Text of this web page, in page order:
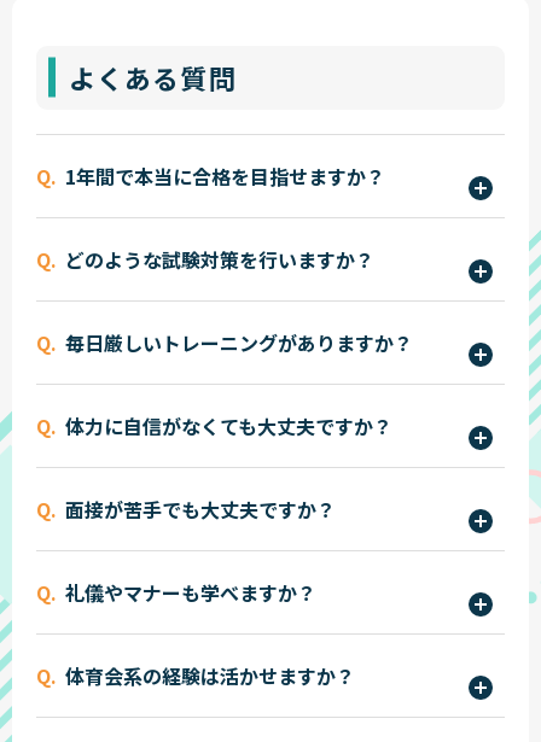
よくある質問
1年間で本当に合格を目指せますか？
自衛官の採用試験合格を目指します。限られた時間
の中で、必要な対策を効率よく行います。
どのような試験対策を行いますか？
ます。それぞれの試験内容に合わせて、実践的な対
策を行いながら合格を目指します。
毎日厳しいトレーニングがありますか？
ん。個人の体力レベルに合わせながら、無理なく
継続できるトレーニングを行っています。基礎体力
を高めながら、段階的に力を伸ばしていきます。
体力に自信がなくても大丈夫ですか？
が、継続的なトレーニングを通じて少しずつ成長
していきます。教員が丁寧にサポートしますので安
心です。
面接が苦手でも大丈夫ですか？
した面接練習を繰り返し実施しています。自分の考
えを自信を持って伝えられるよう丁寧に指導しま
す。
礼儀やマナーも学べますか？
公務員として必要な礼節も重視しています。社会人
として信頼される人物育成を行っています。
体育会系の経験は活かせますか？